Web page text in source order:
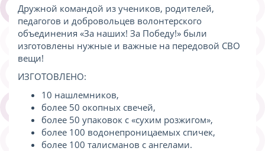
Дружной командой из учеников, родителей,
педагогов и добровольцев волонтерского
объединения «За наших! За Победу!» были
изготовлены нужные и важные на передовой СВО
вещи!
ИЗГОТОВЛЕНО:
10 нашлемников,
более 50 окопных свечей,
более 50 упаковок с «сухим розжигом»,
более 100 водонепроницаемых спичек,
более 100 талисманов с ангелами.